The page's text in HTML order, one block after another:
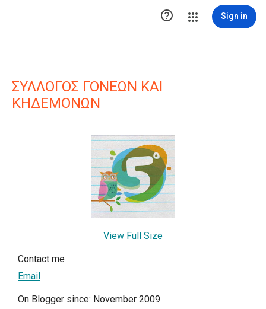
 Sign in
ΣΥΛΛΟΓΟΣ ΓΟΝΕΩΝ ΚΑΙ
ΚΗΔΕΜΟΝΩΝ
View Full Size
Contact me
Email
On Blogger since: November 2009